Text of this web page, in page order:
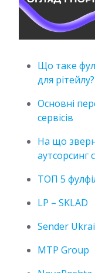
Що таке
для рітейлу?
Основні
сервісів
На що
аутсорсинг
ТОП 5
LP – SKLAD
Sender
MTP Group